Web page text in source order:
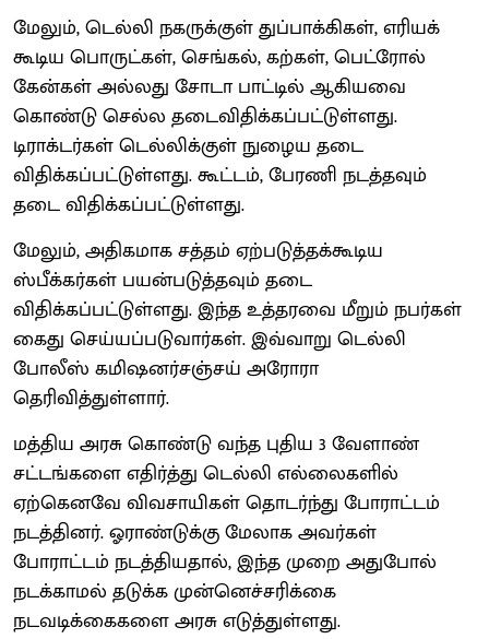
மேலும், டெல்லி நகருக்குள் துப்பாக்கிகள், எரியக்
கூடிய பொருட்கள், செங்கல், கற்கள், பெட்ரோல்
கேன்கள் அல்லது சோடா பாட்டில் ஆகியவை
கொண்டு செல்ல தடைவிதிக்கப்பட்டுள்ளது.
டிராக்டர்கள் டெல்லிக்குள் நுழைய தடை
விதிக்கப்பட்டுள்ளது. கூட்டம், பேரணி நடத்தவும்
தடை விதிக்கப்பட்டுள்ளது.
மேலும், அதிகமாக சத்தம் ஏற்படுத்தக்கூடிய
ஸ்பீக்கர்கள் பயன்படுத்தவும் தடை
விதிக்கப்பட்டுள்ளது. இந்த உத்தரவை மீறும் நபர்கள்
கைது செய்யப்படுவார்கள். இவ்வாறு டெல்லி
போலீஸ் கமிஷனர்சஞ்சய் அரோரா
தெரிவித்துள்ளார்.
மத்திய அரசு கொண்டு வந்த புதிய 3 வேளாண்
சட்டங்களை எதிர்த்து டெல்லி எல்லைகளில்
ஏற்கெனவே விவசாயிகள் தொடர்ந்து போராட்டம்
நடத்தினர். ஓராண்டுக்கு மேலாக அவர்கள்
போராட்டம் நடத்தியதால், இந்த முறை அதுபோல்
நடக்காமல் தடுக்க முன்னெச்சரிக்கை
நடவடிக்கைகளை அரசு எடுத்துள்ளது.